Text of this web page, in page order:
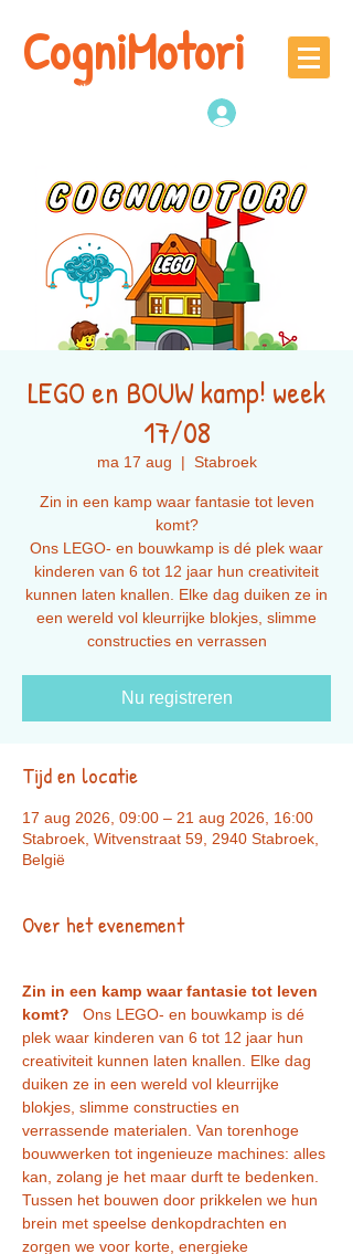
CogniMotori
Naschoolse
LEGO en BOUW kamp! week
17/08
ma 17 aug
  |
Stabroek
Zin in een kamp waar fantasie tot leven
komt?
Ons LEGO- en bouwkamp is dé plek waar
kinderen van 6 tot 12 jaar hun creativiteit
kunnen laten knallen. Elke dag duiken ze in
een wereld vol kleurrijke blokjes, slimme
constructies en verrassen
Nu registreren
Tijd en locatie
17 aug 2026, 09:00 – 21 aug 2026, 16:00
Stabroek, Witvenstraat 59, 2940 Stabroek,
België
Over het evenement
Zin in een kamp waar fantasie tot leven
komt? Ons LEGO- en bouwkamp is dé
plek waar kinderen van 6 tot 12 jaar hun
creativiteit kunnen laten knallen. Elke dag
duiken ze in een wereld vol kleurrijke
blokjes, slimme constructies en
verrassende materialen. Van torenhoge
bouwwerken tot ingenieuze machines: alles
kan, zolang je het maar durft te bedenken.
Tussen het bouwen door prikkelen we hun
brein met speelse denkopdrachten en
zorgen we voor korte, energieke